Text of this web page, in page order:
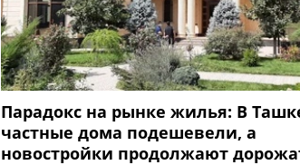
Парадокс на рынке жилья: В
частные дома подешевели, а
новостройки продолжают